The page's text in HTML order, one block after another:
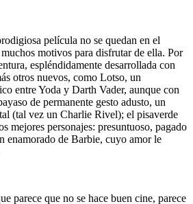
película no se quedan en el
motivos para disfrutar de ella. Por
espléndidamente desarrollada con
otros nuevos, como Lotso, un
entre Yoda y Darth Vader, aunque con
de permanente gesto adusto, un
(tal vez un Charlie Rivel); el pisaverde
mejores personajes: presuntuoso, pagado
enamorado de Barbie, cuyo amor le
parece que no se hace buen cine, parece